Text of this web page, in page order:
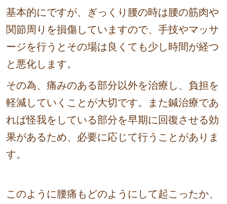
基本的にですが、ぎっくり腰の時は腰の筋肉や
関節周りを損傷していますので、手技やマッサ
ージを行うとその場は良くても少し時間が経つ
と悪化します。
その為、痛みのある部分以外を治療し、負担を
軽減していくことが大切です。また鍼治療であ
れば怪我をしている部分を早期に回復させる効
果があるため、必要に応じて行うことがありま
す。
このように腰痛もどのようにして起こったか、